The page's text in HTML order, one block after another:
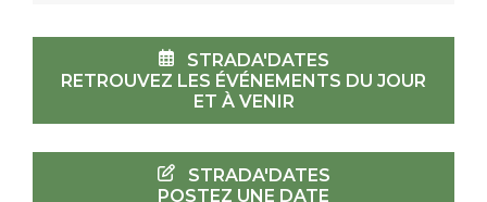
STRADA'DATES
RETROUVEZ LES ÉVÉNEMENTS DU JOUR
ET À VENIR
STRADA'DATES
POSTEZ UNE DATE